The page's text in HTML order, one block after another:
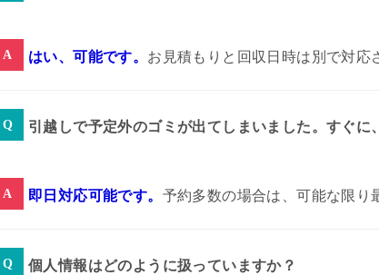
はい、可能です。 お見積もりと回収日時は別で対応
引越しで予定外のゴミが出てしまいました。すぐ
即日対応可能です。 予約多数の場合は、可能な限り
個人情報はどのように扱っていますか？